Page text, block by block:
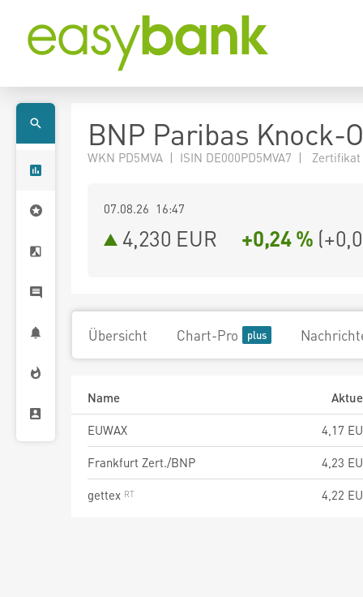
BNP Paribas Knock-
WKN PD5MVA | ISIN DE000PD5MVA7 | Zertifikat
07.08.26 16:47
4,230 EUR +0,24 % (
Übersicht Chart-Pro
Name
EUWAX
4,17
Frankfurt Zert./BNP
4,23
gettex
4,22